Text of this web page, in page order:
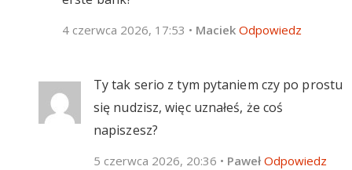
4 czerwca 2026, 17:53 • Maciek Odpowiedz
Ty tak serio z tym pytaniem czy po prostu
się nudzisz, więc uznałeś, że coś
napiszesz?
5 czerwca 2026, 20:36 • Paweł Odpowiedz